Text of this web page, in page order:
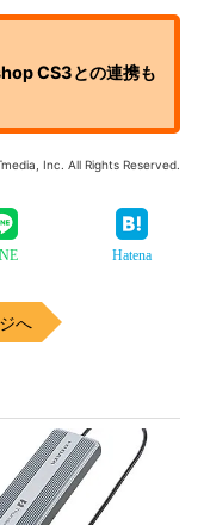
CS3との連携も
Inc. All Rights Reserved.
Hatena
へ